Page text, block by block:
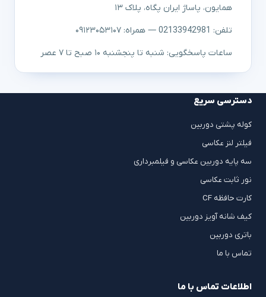
همایون، پاساژ ایران پگاه، پلاک ۱۳
تلفن: 02133942981 — همراه: ۰۹۱۲۳۰۵۳۱۰۷
ساعات پاسخگویی: شنبه تا پنجشنبه ۱۰ صبح تا ۷ عصر
دسترسی سریع
کوله پشتی دوربین
فیلتر لنز عکاسی
سه پایه دوربین عکاسی و فیلمبرداری
نور ثابت عکاسی
کارت حافظه CF
کیف شانه آویز دوربین
باتری دوربین
تماس با ما
اطلاعات تماس با ما